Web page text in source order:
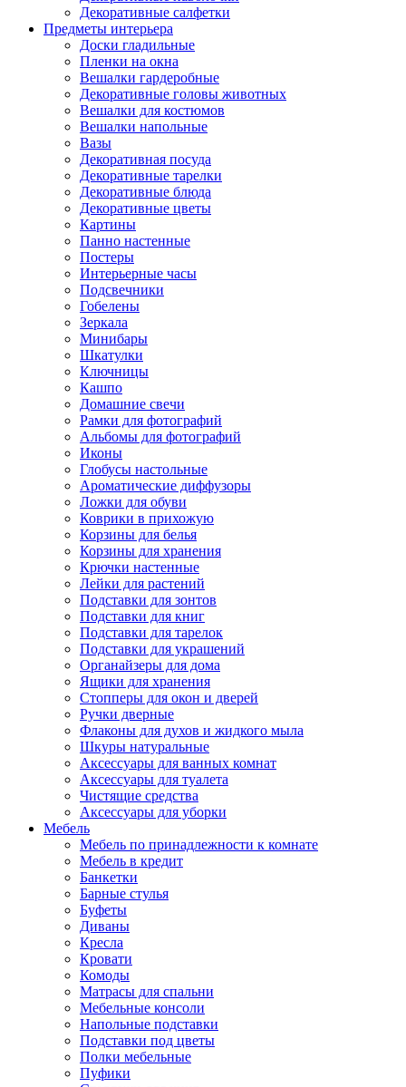
Декоративные салфетки
Предметы интерьера
Доски гладильные
Пленки на окна
Вешалки гардеробные
Декоративные головы животных
Вешалки для костюмов
Вешалки напольные
Вазы
Декоративная посуда
Декоративные тарелки
Декоративные блюда
Декоративные цветы
Картины
Панно настенные
Постеры
Интерьерные часы
Подсвечники
Гобелены
Зеркала
Минибары
Шкатулки
Ключницы
Кашпо
Домашние свечи
Рамки для фотографий
Альбомы для фотографий
Иконы
Глобусы настольные
Ароматические диффузоры
Ложки для обуви
Коврики в прихожую
Корзины для белья
Корзины для хранения
Крючки настенные
Лейки для растений
Подставки для зонтов
Подставки для книг
Подставки для тарелок
Подставки для украшений
Органайзеры для дома
Ящики для хранения
Стопперы для окон и дверей
Ручки дверные
Флаконы для духов и жидкого мыла
Шкуры натуральные
Аксессуары для ванных комнат
Аксессуары для туалета
Чистящие средства
Аксессуары для уборки
Мебель
Мебель по принадлежности к комнате
Мебель в кредит
Банкетки
Барные стулья
Буфеты
Диваны
Кресла
Кровати
Комоды
Матрасы для спальни
Мебельные консоли
Напольные подставки
Подставки под цветы
Полки мебельные
Пуфики